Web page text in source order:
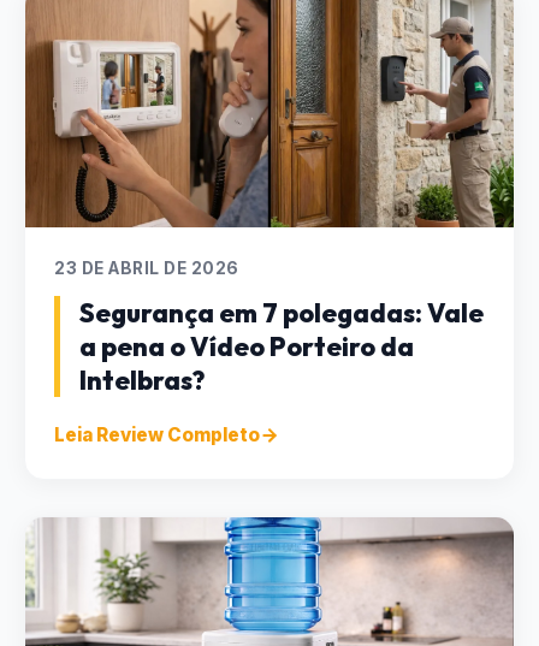
23 DE ABRIL DE 2026
Segurança em 7 polegadas: Vale
a pena o Vídeo Porteiro da
Intelbras?
Leia Review Completo